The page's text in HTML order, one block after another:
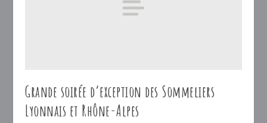
Grande soirée d’exception des Sommeliers
Lyonnais et Rhône-Alpes